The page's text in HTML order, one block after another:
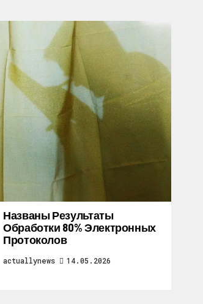
Названы Результаты
Обработки 80% Электронных
Протоколов
actuallynews 14.05.2026